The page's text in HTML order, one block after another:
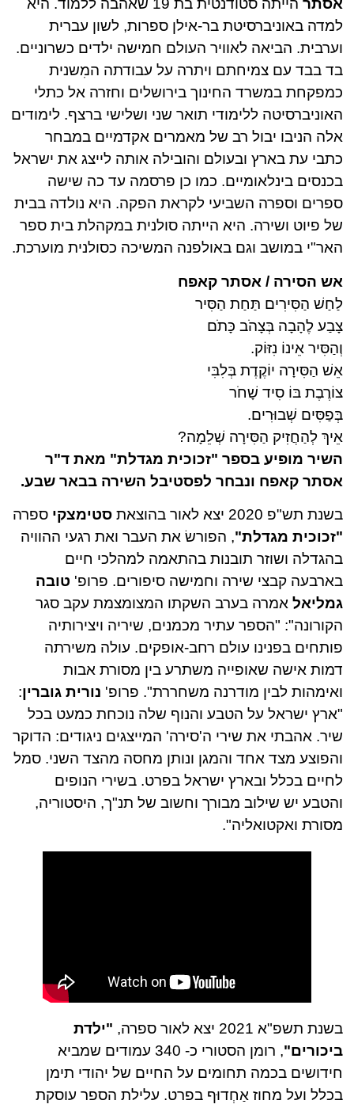
אסתר
הייתה סטודנטית בת 19 שאהבה ללמוד. היא
למדה באוניברסיטת בר-אילן ספרות, לשון עברית
וערבית. הביאה לאוויר העולם חמישה ילדים כשרוניים.
בד בבד עם צמיחתם ויתרה על עבודתה המִשנית
כמפקחת במשרד החינוך בירושלים וחזרה אל כתלי
האוניברסיטה ללימודי תואר שני ושלישי ברצף. לימודים
אלה הניבו יבול רב של מאמרים אקדמיים במבחר
כתבי עת בארץ ובעולם והובילה אותה לייצג את ישראל
בכנסים בינלאומיים. כמו כן פרסמה עד כה שישה
ספרים וספרה השביעי לקראת הפקה. היא נולדה בבית
של פיוט ושירה. היא הייתה סולנית במקהלת בית ספר
האר"י במושב וגם באולפנה המשיכה כסולנית מוערכת.
אש הסירה / אסתר קאפח
לַחַשׁ הַסִּירִים תַּחַת הַסִּיר
צָבַע לֶהָבָה בְּצָהֹב כָּתֹם
וְהַסִּיר אֵינוֹ נִזּוֹק.
אֵשׁ הַסִּירָה יוֹקֶדֶת בְּלִבִּי
צוֹרֶבֶת בּוֹ סִיד שָׁחֹר
בְּפַסִּים שְׁבוּרִים.
אֵיךְ לְהַחֲזִיק הַסִּירָה שְׁלֵמָה?
השיר מופיע בספר "זכוכית מגדלת" מאת ד"ר
אסתר קאפח ונבחר לפסטיבל השירה בבאר שבע.
בשנת תש"פ 2020 יצא לאור בהוצאת סטימצקי ספרה
"זכוכית מגדלת", הפורשׂ את העבר ואת רגעי ההוויה
בהגדלה ושוזר תובנות בהתאמה למהלכי חיים
בארבעה קבצי שירה וחמישה סיפורים. פרופ' טובה
גמליאל אמרה בערב השקתו המצומצמת עקב סגר
הקורונה": "הספר עתיר מכמנים, שיריה ויצירותיה
פותחים בפנינו עולם רחב-אופקים. עולה משירתה
דמות אישה שאופייה משתרע בין מסורת אבות
ואימהות לבין מודרנה משחררת". פרופ' נורית גוברין:
"ארץ ישראל על הטבע והנוף שלה נוכחת כמעט בכל
שיר. אהבתי את שירי ה'סירה' המייצגים ניגודים: הדוקר
והפוצע מצד אחד והמגן ונותן מחסה מהצד השני. סמל
לחיים בכלל ובארץ ישראל בפרט. בשירי הנופים
והטבע יש שילוב מבורך וחשוב של תנ"ך, היסטוריה,
מסורת ואקטואליה".
בשנת תשפ"א 2021 יצא לאור ספרה,
"ילדת
ביכורים"
, רומן הסטורי כ- 340 עמודים שמביא
חידושים בכמה תחומים על החיים של יהודי תימן
בכלל ועל מחוז אַחְדוּף בפרט. עלילת הספר עוסקת